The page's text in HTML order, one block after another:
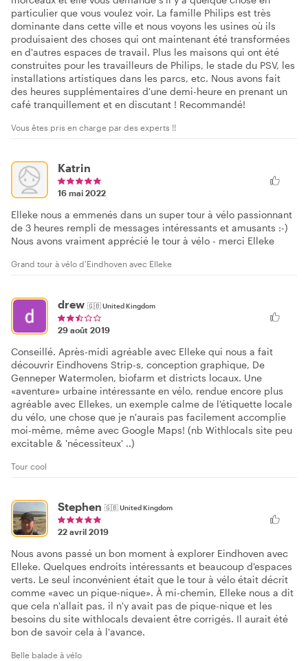
particulier que vous voulez voir. La famille Philips est très
dominante dans cette ville et nous voyons les usines où ils
produisaient des choses qui ont maintenant été transformées
en d'autres espaces de travail. Plus les maisons qui ont été
construites pour les travailleurs de Philips, le stade du PSV, les
installations artistiques dans les parcs, etc. Nous avons fait
des heures supplémentaires d'une demi-heure en prenant un
café tranquillement et en discutant ! Recommandé!
Vous êtes pris en charge par des experts !!
Katrin
16 mai 2022
Elleke nous a emmenés dans un super tour à vélo passionnant
de 3 heures rempli de messages intéressants et amusants :-)
Nous avons vraiment apprécié le tour à vélo - merci Elleke
Grand tour à vélo d'Eindhoven avec Elleke
drew 🇬🇧United Kingdom
29 août 2019
Conseillé. Après-midi agréable avec Elleke qui nous a fait
découvrir Eindhovens Strip-s, conception graphique, De
Genneper Watermolen, biofarm et districts locaux. Une
«aventure» urbaine intéressante en vélo, rendue encore plus
agréable avec Ellekes, un exemple calme de l'étiquette locale
du vélo, une chose que je n'aurais pas facilement accomplie
moi-même, même avec Google Maps! (nb Withlocals site peu
excitable & 'nécessiteux' ..)
Tour cool
Stephen 🇬🇧United Kingdom
22 avril 2019
Nous avons passé un bon moment à explorer Eindhoven avec
Elleke. Quelques endroits intéressants et beaucoup d'espaces
verts. Le seul inconvénient était que le tour à vélo était décrit
comme «avec un pique-nique». À mi-chemin, Elleke nous a dit
que cela n'allait pas, il n'y avait pas de pique-nique et les
besoins du site withlocals devaient être corrigés. Il aurait été
bon de savoir cela à l'avance.
Belle balade à vélo